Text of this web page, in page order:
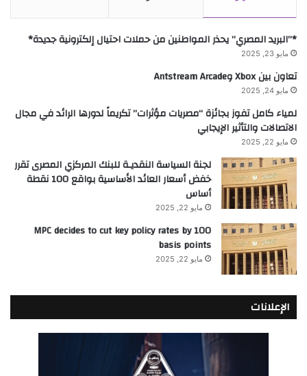
*”البريد المصري” يحذر المواطنين من حملات احتيال إلكترونية جديدة*
مايو 23, 2025
تعاون بين Xbox وAntstream Arcade
مايو 24, 2025
لمياء كامل تفوز بجائزة “مصريات مؤثرات” تكريماً لدورها الرائد في مجال
الاتصالات والتأثير الإيجابي
مايو 22, 2025
لجنة السياسة النقديـة للبنك المركزي المصرى تقرر
خفض أسعار العائد الأساسية بواقع 100 نقطة
أساس
مايو 22, 2025
MPC decides to cut key policy rates by 100
basis points
مايو 22, 2025
الإعلانات